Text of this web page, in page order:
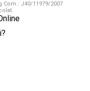
Com.: J40/11979/2007